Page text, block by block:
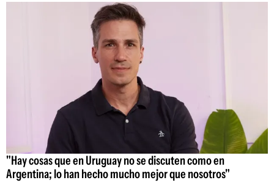
"Hay cosas que en Uruguay no se discuten como en
Argentina; lo han hecho mucho mejor que nosotros"